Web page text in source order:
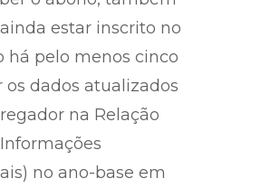
estar inscrito no
há pelo menos cinco
os dados atualizados
na Relação
no ano-base em